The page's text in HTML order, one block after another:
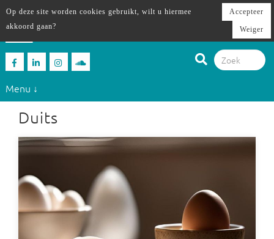
Menu ↓
Duits
Op deze site worden cookies gebruikt, wilt u hiermee
akkoord gaan?
Accepteer
Weiger